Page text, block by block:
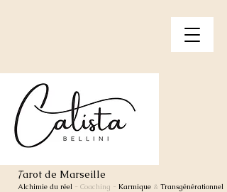
Tarot de Marseille
Alchimie du réel - Coaching - Karmique & Transgénérationnel